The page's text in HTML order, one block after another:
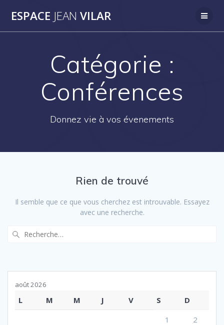
ESPACE JEAN VILAR
Catégorie :
Conférences
Donnez vie à vos évenements
Rien de trouvé
Il semble que ce que vous cherchez est introuvable. Essayez
avec une recherche.
août 2026
L M M J V S
D
1
2